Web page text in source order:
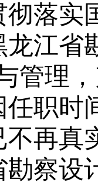
彻落实
龙江省
管理
任职时
不再真
勘察